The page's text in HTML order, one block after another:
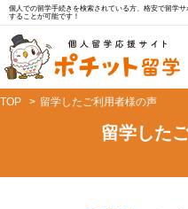
個人での留学手続きを検索されている方、格安で留学
することが可能です！
TOP 留学したご利用者様の声
留学した